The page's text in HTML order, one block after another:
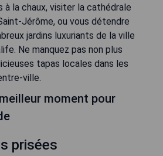
à la chaux, visiter la cathédrale
Jérôme, ou vous détendre
jardins luxuriants de la ville
Ne manquez pas non plus
tapas locales dans les
ville.
moment pour
prisées